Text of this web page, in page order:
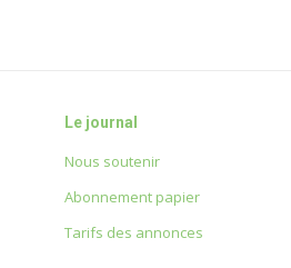
Le journal
Nous soutenir
Abonnement papier
Tarifs des annonces